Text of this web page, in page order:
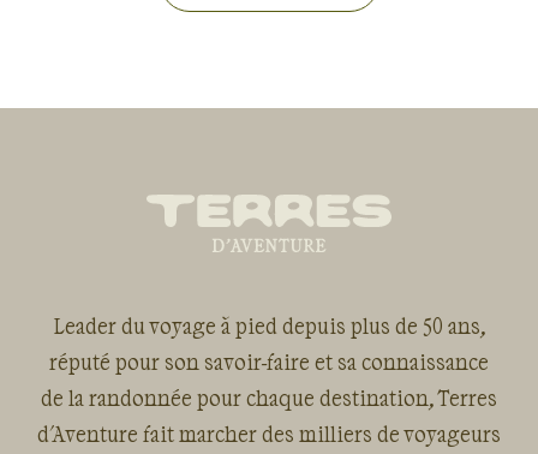
Leader du voyage à pied depuis plus de 50 ans,
réputé pour son savoir-faire et sa connaissance
de la randonnée pour chaque destination, Terres
d'Aventure fait marcher des milliers de voyageurs